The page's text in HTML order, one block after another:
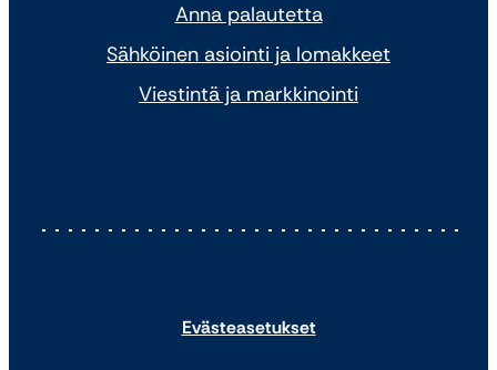
Anna palautetta
Sähköinen asiointi ja lomakkeet
Viestintä ja markkinointi
Evästeasetukset